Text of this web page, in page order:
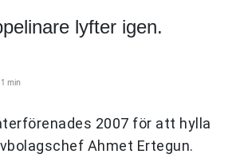
lyfter igen.
min
2007 för att hylla
Ahmet Ertegun.